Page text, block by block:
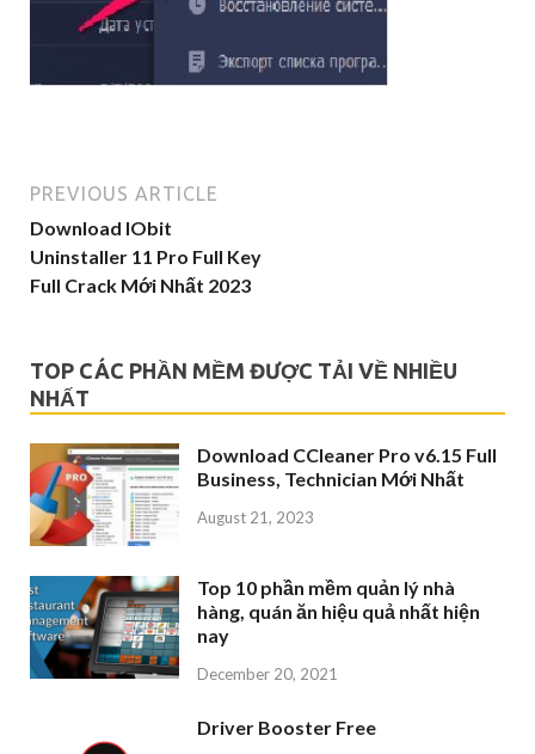
PREVIOUS ARTICLE
Download IObit
Uninstaller 11 Pro Full Key
Full Crack Mới Nhất 2023
TOP CÁC PHẦN MỀM ĐƯỢC TẢI VỀ NHIỀU
NHẤT
Download CCleaner Pro v6.15 Full
Business, Technician Mới Nhất
August 21, 2023
Top 10 phần mềm quản lý nhà
hàng, quán ăn hiệu quả nhất hiện
nay
December 20, 2021
Driver Booster Free